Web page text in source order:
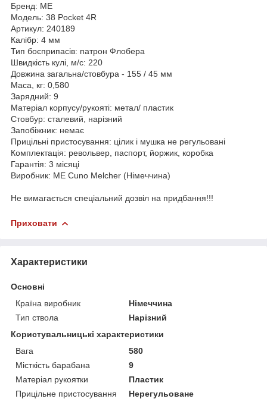
Бренд: ME
Модель: 38 Pocket 4R
Артикул: 240189
Калібр: 4 мм
Тип боєприпасів: патрон Флобера
Швидкість кулі, м/с: 220
Довжина загальна/стовбура - 155 / 45 мм
Маса, кг: 0,580
Зарядний: 9
Матеріал корпусу/рукояті: метал/ пластик
Стовбур: сталевий, нарізний
Запобіжник: немає
Прицільні пристосування: цілик і мушка не регульовані
Комплектація: револьвер, паспорт, йоржик, коробка
Гарантія: 3 місяці
Виробник: ME Cuno Melcher (Німеччина)
Не вимагається спеціальний дозвіл на придбання!!!
Приховати
Характеристики
Основні
Країна виробник
Німеччина
Тип ствола
Нарізний
Користувальницькі характеристики
Вага
580
Місткість барабана
9
Матеріал рукоятки
Пластик
Прицільне пристосування
Нерегульоване